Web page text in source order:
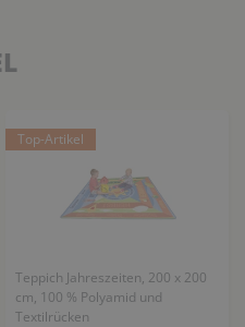
Top-Artikel
Teppich Jahreszeiten, 200 x 200
cm, 100 % Polyamid und
Textilrücken